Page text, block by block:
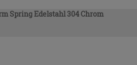
Spring Edelstahl 304 Chrom